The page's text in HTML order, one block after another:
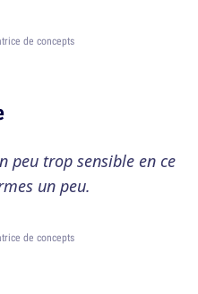
de concepts
peu trop sensible en ce
un peu.
de concepts